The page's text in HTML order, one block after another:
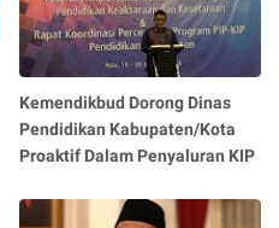
Kemendikbud Dorong Dinas
Pendidikan Kabupaten/Kota
Proaktif Dalam Penyaluran KIP